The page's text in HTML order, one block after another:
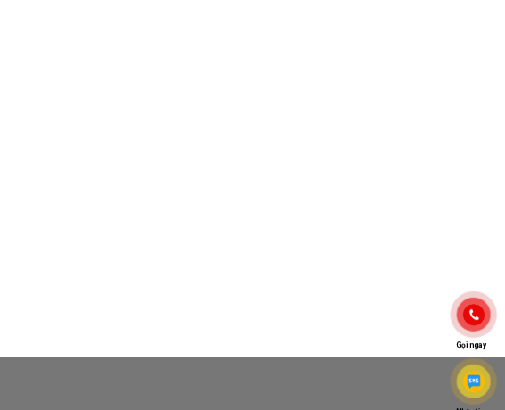
Gọi ngay